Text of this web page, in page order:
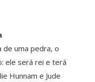
de uma pedra, o
ele será rei e terá
Hunnam e Jude